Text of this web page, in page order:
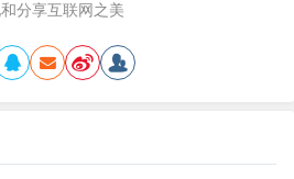
分享互联网之美